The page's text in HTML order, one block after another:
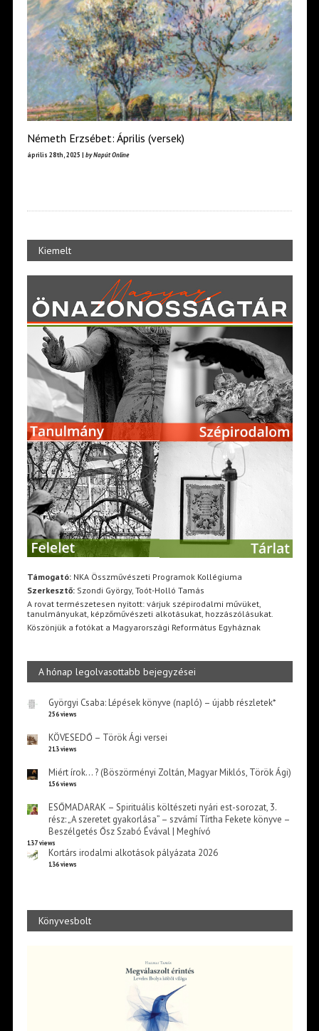
Németh Erzsébet: Április (versek)
április 28th, 2025 | by Napút Online
Kiemelt
Támogató:NKA Összművészeti Programok Kollégiuma
Szerkesztő:Szondi György, Toót-Holló Tamás
A rovat természetesen nyitott: várjuk szépirodalmi művüket,
tanulmányukat, képzőművészeti alkotásukat, hozzászólásukat.
Köszönjük a fotókat a Magyarországi Református Egyháznak
A hónap legolvasottabb bejegyzései
Györgyi Csaba: Lépések könyve (napló) – újabb részletek*
256 views
KÖVESEDŐ – Török Ági versei
213 views
Miért írok… ? (Böszörményi Zoltán, Magyar Miklós, Török Ági)
156 views
ESŐMADARAK – Spirituális költészeti nyári est-sorozat, 3.
rész: „A szeretet gyakorlása” – szvámí Tírtha Fekete könyve –
Beszélgetés Ősz Szabó Évával | Meghívó
137 views
Kortárs irodalmi alkotások pályázata 2026
136 views
Könyvesbolt